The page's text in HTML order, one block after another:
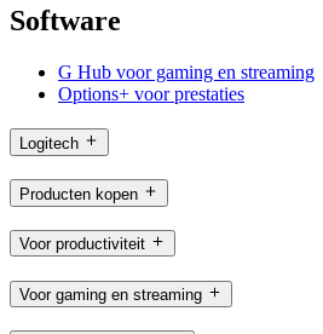
Software
G Hub voor gaming en streaming
Options+ voor prestaties
Logitech
Producten kopen
Voor productiviteit
Voor gaming en streaming